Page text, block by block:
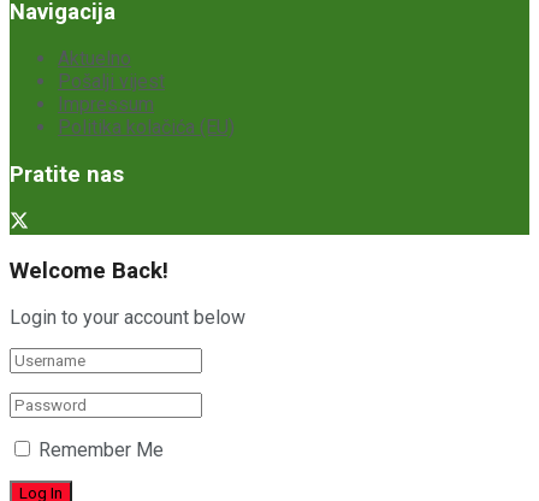
Navigacija
Aktuelno
Pošalji vijest
Impressum
Politika kolačića (EU)
Pratite nas
Welcome Back!
Login to your account below
Remember Me